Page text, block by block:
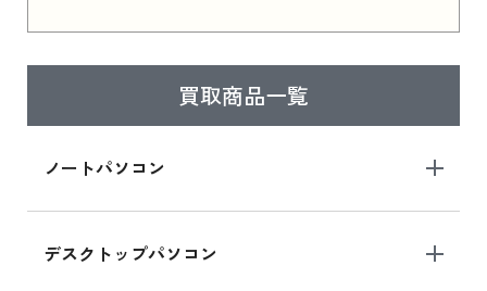
買取商品一覧
ノートパソコン
デスクトップパソコン
はこちら
ら
iPad mini シリーズ 2024